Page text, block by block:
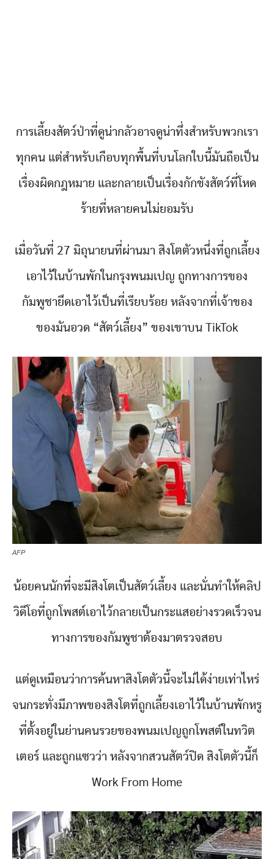
การเลี้ยงสัตว์ป่าที่ดูน่ากลัวอาจดูน่าทึ่งสำหรับพวกเรา
ทุกคน แต่สำหรับเกือบทุกพื้นที่บนโลกใบนี้มันถือเป็น
เรื่องผิดกฎหมาย และกลายเป็นเรื่องกักขังสัตว์ที่โหด
ร้ายที่หลายคนไม่ยอมรับ
เมื่อวันที่ 27 มิถุนายนที่ผ่านมา สิงโตตัวหนึ่งที่ถูกเลี้ยง
เอาไว้ในบ้านพักในกรุงพนมเปญ ถูกทางการของ
กัมพูชายึดเอาไว้เป็นที่เรียบร้อย หลังจากที่เจ้าของ
ของมันอวด “สัตว์เลี้ยง” ของเขาบน TikTok
AFP
น้อยคนนักที่จะมีสิงโตเป็นสัตว์เลี้ยง และนั่นทำให้คลิป
วิดีโอที่ถูกโพสต์เอาไว้กลายเป็นกระแสอย่างรวดเร็วจน
ทางการของกัมพูชาต้องมาตรวจสอบ
แต่ดูเหมือนว่าการค้นหาสิงโตตัวนี้จะไม่ได้ง่ายเท่าไหร่
จนกระทั่งมีภาพของสิงโตที่ถูกเลี้ยงเอาไว้ในบ้านพักหรู
ที่ตั้งอยู่ในย่านคนรวยของพนมเปญถูกโพสต์ในทวิต
เตอร์ และถูกแซวว่า หลังจากสวนสัตว์ปิด สิงโตตัวนี้ก็
Work From Home